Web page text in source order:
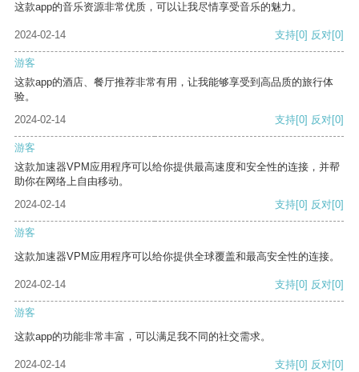
这款app的音乐资源非常优质，可以让我尽情享受音乐的魅力。
2024-02-14 支持[0] 反对[0]
游客
这款app的酒店、餐厅推荐非常有用，让我能够享受到高品质的旅行体
验。
2024-02-14
支持[0] 反对[0]
游客
这款加速器VPM应用程序可以给你提供最高速度和安全性的连接，并帮
助你在网络上自由移动。
2024-02-14
支持[0] 反对[0]
游客
这款加速器VPM应用程序可以给你提供全球覆盖和最高安全性的连接。
2024-02-14 支持[0] 反对[0]
游客
这款app的功能非常丰富，可以满足我不同的社交需求。
2024-02-14 支持[0] 反对[0]